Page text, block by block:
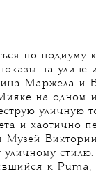
по подиуму
на улице
Маржела и
на одном
уличную
и хаотично
Музей
уличному
к Puma,